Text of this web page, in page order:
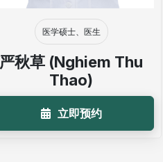
医学硕士、医生
严秋草 (Nghiem Thu
Thao)
立即预约